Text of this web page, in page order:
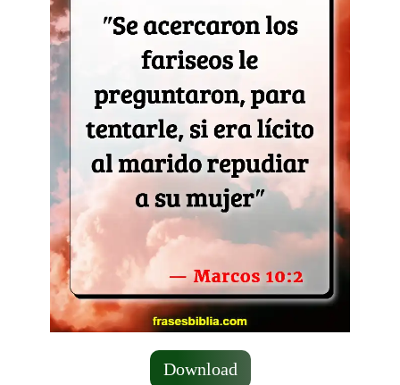
Download